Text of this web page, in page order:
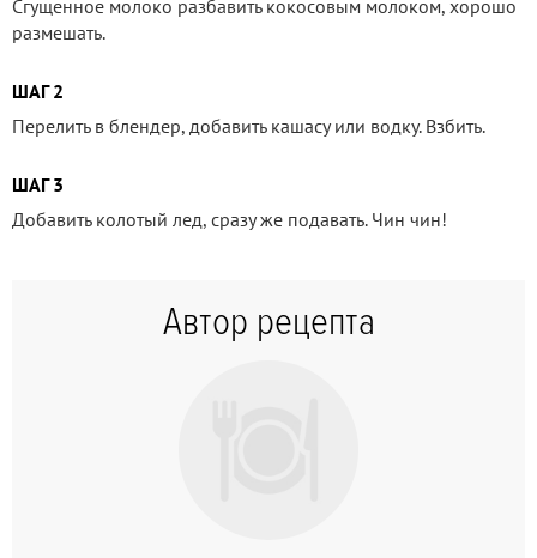
Сгущенное молоко разбавить кокосовым молоком, хорошо
размешать.
ШАГ 2
Перелить в блендер, добавить кашасу или водку. Взбить.
ШАГ 3
Добавить колотый лед, сразу же подавать. Чин чин!
Автор рецепта